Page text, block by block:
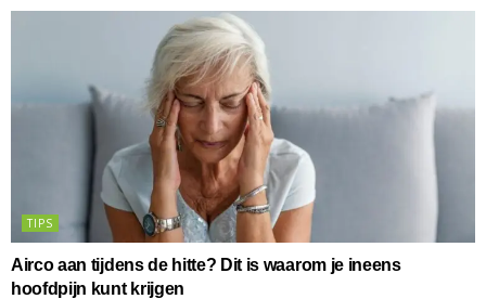
TIPS
Airco aan tijdens de hitte? Dit is waarom je ineens
hoofdpijn kunt krijgen